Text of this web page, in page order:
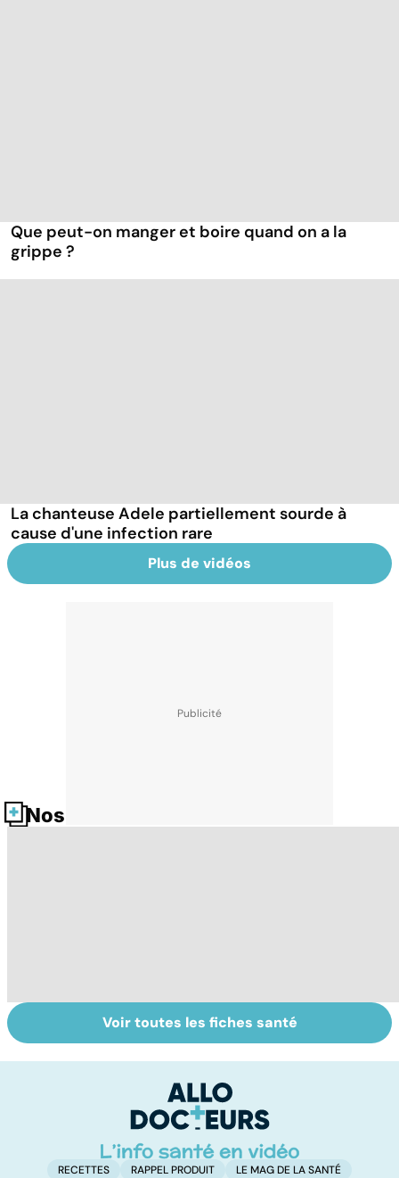
Que peut-on manger et boire quand on a la
grippe ?
La chanteuse Adele partiellement sourde à
cause d'une infection rare
Plus de vidéos
Nos fiches santé
Surdité brusque :
quand une oreille
Remèdes
naturels : les
mères
Voir toutes les fiches santé
RECETTES RAPPEL PRODUIT LE MAG DE LA SANTÉ